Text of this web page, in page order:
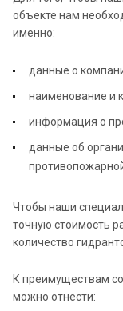
объекте нам
именно:
данные о
наименование и
информация о
данные об
Чтобы наши
точную стоимость
количество
К преимуществам
можно отнести: